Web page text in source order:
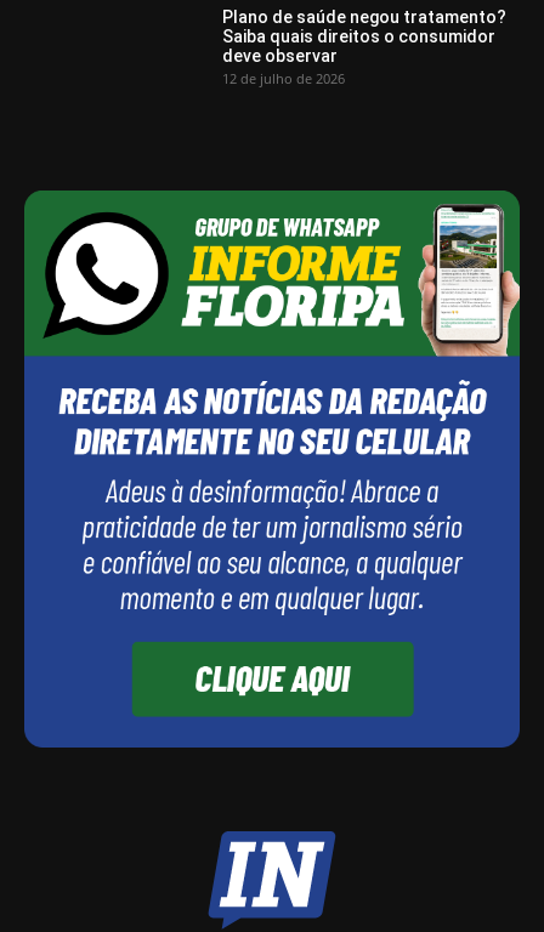
Plano de saúde negou tratamento?
Saiba quais direitos o consumidor
deve observar
12 de julho de 2026